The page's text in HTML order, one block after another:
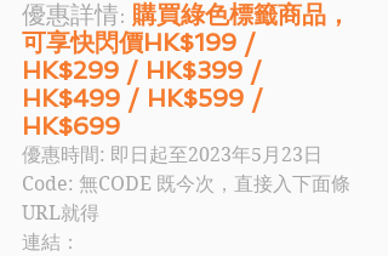
優惠詳情: 購買綠色標籤商品，
可享快閃價HK$199 /
HK$299 / HK$399 /
HK$499 / HK$599 /
HK$699
優惠時間: 即日起至2023年5月23日
Code: 無CODE 既今次，直接入下面條
URL就得
連結：